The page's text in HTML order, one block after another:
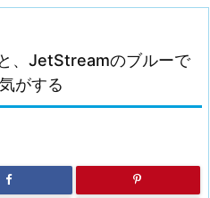
、JetStreamのブルーで
がする